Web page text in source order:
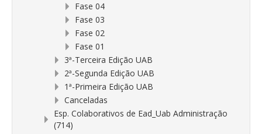
Fase 04
Fase 03
Fase 02
Fase 01
3ª-Terceira Edição UAB
2ª-Segunda Edição UAB
1ª-Primeira Edição UAB
Canceladas
Esp. Colaborativos de Ead_Uab Administração
(714)